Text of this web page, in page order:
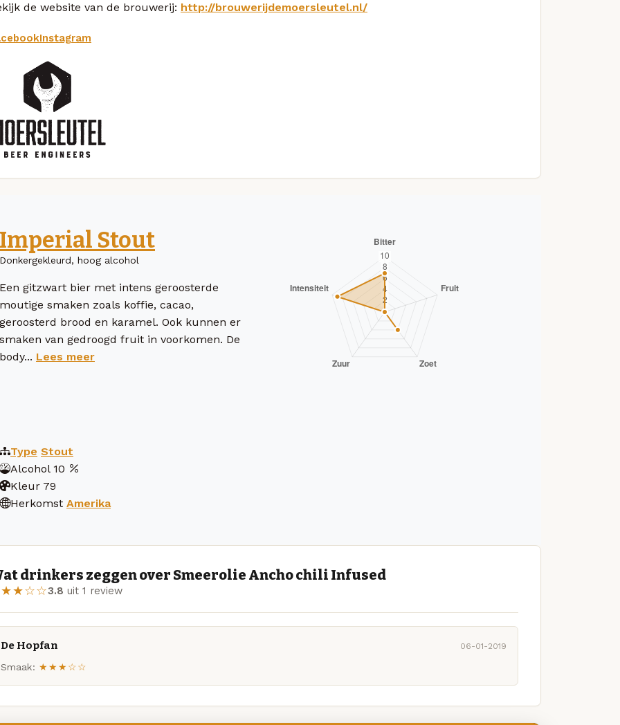
de website van de brouwerij: http://brouwerijdemoersleutel.nl/
Instagram
Imperial Stout
Donkergekleurd, hoog alcohol
Een gitzwart bier met intens geroosterde
moutige smaken zoals koffie, cacao,
geroosterd brood en karamel. Ook kunnen er
smaken van gedroogd fruit in voorkomen. De
body... Lees meer
Type Stout
Alcohol 10
Kleur 79
Herkomst Amerika
drinkers zeggen over Smeerolie Ancho chili Infused
3.8 uit 1 review
De Hopfan 06-01-2019
Smaak: ★★★☆☆